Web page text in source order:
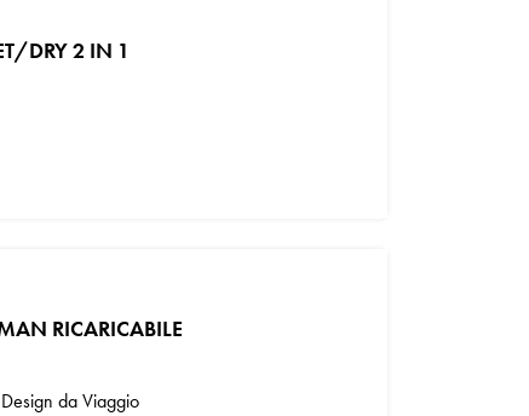
DRY 2 IN 1
RICARICABILE
da Viaggio